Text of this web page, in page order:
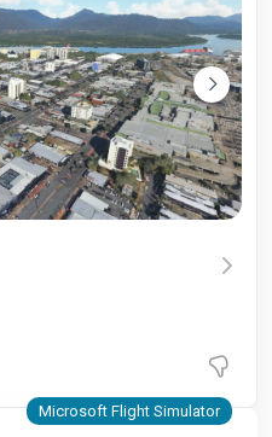
лесами, ущельями и